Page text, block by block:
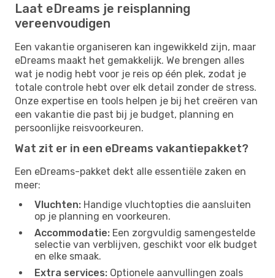
Laat eDreams je reisplanning
vereenvoudigen
Een vakantie organiseren kan ingewikkeld zijn, maar
eDreams maakt het gemakkelijk. We brengen alles
wat je nodig hebt voor je reis op één plek, zodat je
totale controle hebt over elk detail zonder de stress.
Onze expertise en tools helpen je bij het creëren van
een vakantie die past bij je budget, planning en
persoonlijke reisvoorkeuren.
Wat zit er in een eDreams vakantiepakket?
Een eDreams-pakket dekt alle essentiële zaken en
meer:
Vluchten: Handige vluchtopties die aansluiten
op je planning en voorkeuren.
Accommodatie: Een zorgvuldig samengestelde
selectie van verblijven, geschikt voor elk budget
en elke smaak.
Extra services: Optionele aanvullingen zoals